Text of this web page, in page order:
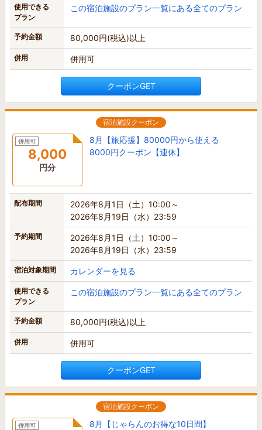
使用できる
プラン
この宿泊施設のプラン一覧にある全てのプラン
予約金額 80,000円(税込)以上
併用 併用可
クーポンGET
宿泊施設クーポン
併用可
8,000
円分
8月【旅応援】80000円から使える
8000円クーポン【連休】
配布期間
2026年8月1日（土）10:00～
2026年8月19日（水）23:59
予約期間
2026年8月1日（土）10:00～
2026年8月19日（水）23:59
宿泊対象期間 カレンダーを見る
使用できる
プラン
この宿泊施設のプラン一覧にある全てのプラン
予約金額 80,000円(税込)以上
併用 併用可
クーポンGET
宿泊施設クーポン
併用可
8月【じゃらんのお得な10日間】